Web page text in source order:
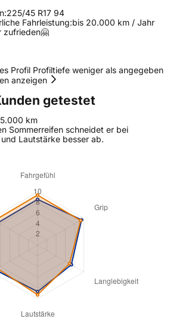
225/45 R17 94
Fahrleistung:bis 20.000 km / Jahr
zufrieden🤗
Profil Profiltiefe weniger als angegeben
anzeigen
getestet
km
Sommerreifen schneidet er bei
Lautstärke besser ab.